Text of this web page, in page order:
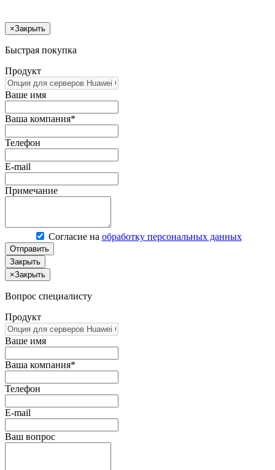
×Закрыть
Быстрая покупка
Продукт
Ваше имя
Ваша компания*
Телефон
E-mail
Примечание
Согласие на обработку персональных данных
Отправить
Закрыть
×Закрыть
Вопрос специалисту
Продукт
Ваше имя
Ваша компания*
Телефон
E-mail
Ваш вопрос